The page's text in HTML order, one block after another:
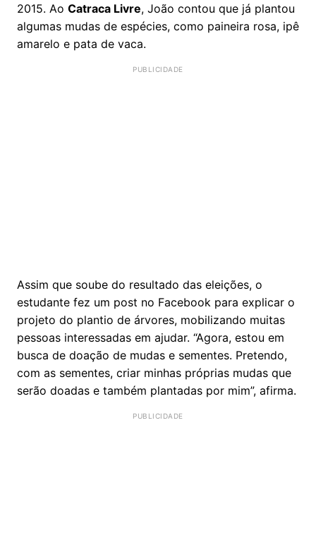
2015. Ao Catraca Livre, João contou que já plantou
algumas mudas de espécies, como paineira rosa, ipê
amarelo e pata de vaca.
Assim que soube do resultado das eleições, o
estudante fez um post no Facebook para explicar o
projeto do plantio de árvores, mobilizando muitas
pessoas interessadas em ajudar. “Agora, estou em
busca de doação de mudas e sementes. Pretendo,
com as sementes, criar minhas próprias mudas que
serão doadas e também plantadas por mim”, afirma.